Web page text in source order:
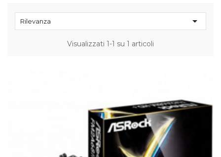
Rilevanza 
Visualizzati 1-1 su 1 articoli